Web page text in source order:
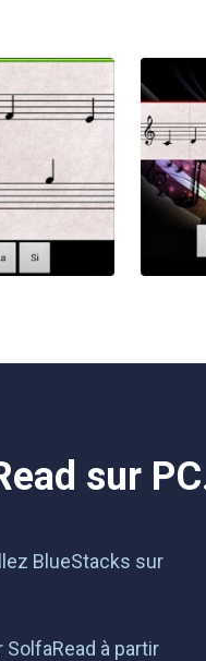
sur
BlueStacks sur
à partir